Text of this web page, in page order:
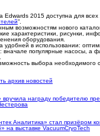
Edwards 2015 доступна для
”.
возможностям нового
характеристики, рисунки,
оборудования.
удобней в использовании:
вначале популярные насосы, а
выбора необходимого
архив новостей
награду победителю
Аналитика» стал призёром
на выставке VacuumCryoTech